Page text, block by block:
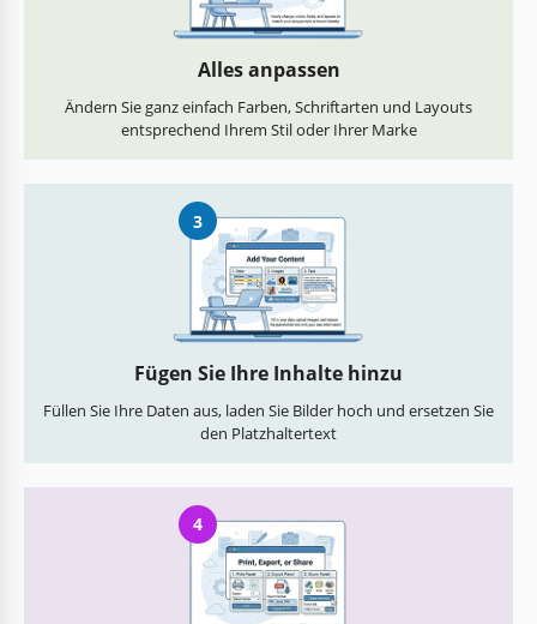
Alles anpassen
Ändern Sie ganz einfach Farben, Schriftarten und Layouts
entsprechend Ihrem Stil oder Ihrer Marke
3
Fügen Sie Ihre Inhalte hinzu
Füllen Sie Ihre Daten aus, laden Sie Bilder hoch und ersetzen Sie
den Platzhaltertext
4